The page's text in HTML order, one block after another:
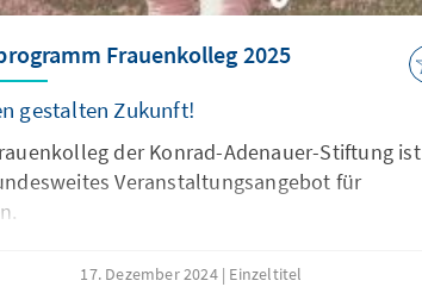
Frauenkolleg 2025
gestalten Zukunft!
der Konrad-Adenauer-Stiftung ist
Veranstaltungsangebot für
17. Dezember 2024 Einzeltitel